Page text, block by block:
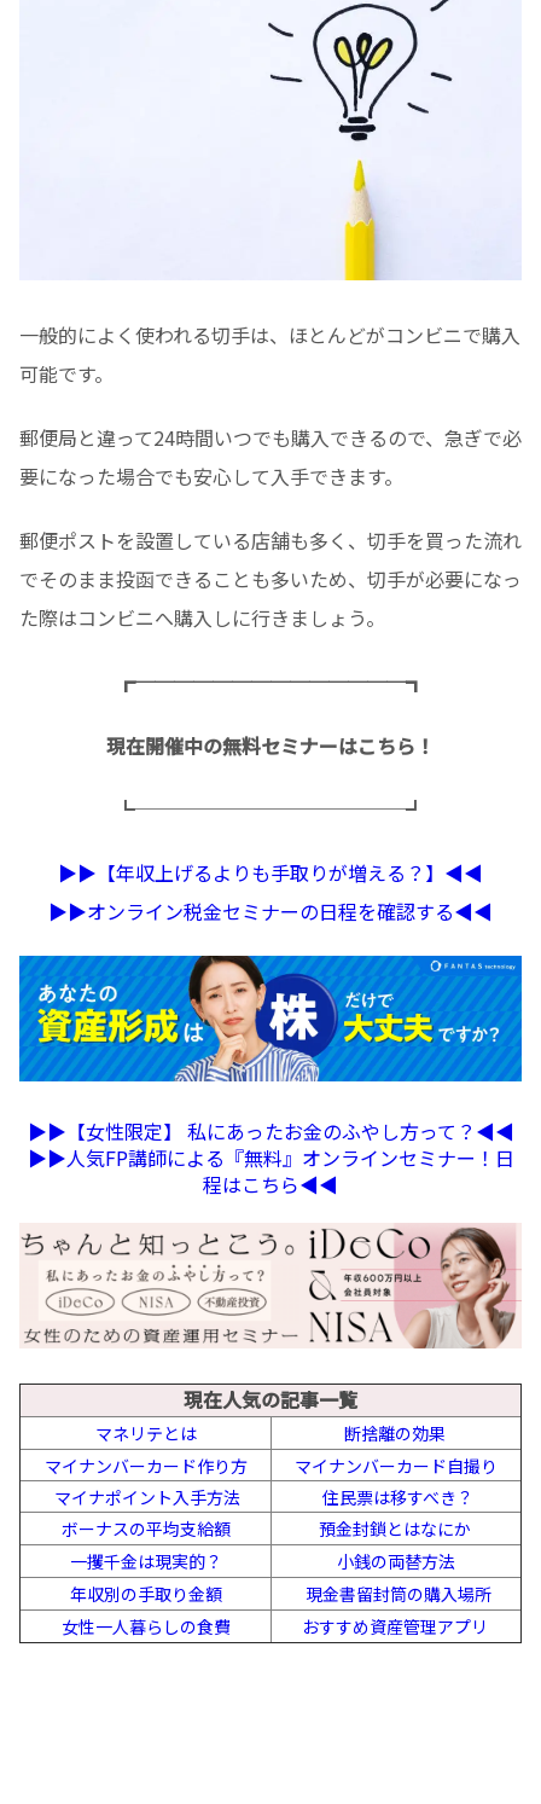
一般的によく使われる切手は、ほとんどがコンビニで購入
可能です。
郵便局と違って24時間いつでも購入できるので、急ぎで必
要になった場合でも安心して入手できます。
郵便ポストを設置している店舗も多く、切手を買った流れ
でそのまま投函できることも多いため、切手が必要になっ
た際はコンビニへ購入しに行きましょう。
┏──────────────┓
現在開催中の無料セミナーはこちら！
┗──────────────┛
▶︎▶︎【年収上げるよりも手取りが増える？】◀︎◀︎
▶︎▶︎オンライン税金セミナーの日程を確認する◀︎◀︎
▶︎▶︎【女性限定】 私にあったお金のふやし方って？◀︎◀︎
▶︎▶︎人気FP講師による『無料』オンラインセミナー！日
程はこちら◀︎◀︎
現在人気の記事一覧
マネリテとは
断捨離の効果
マイナンバーカード作り方
マイナンバーカード自撮り
マイナポイント入手方法
住民票は移すべき？
ボーナスの平均支給額
預金封鎖とはなにか
一攫千金は現実的？
小銭の両替方法
年収別の手取り金額
現金書留封筒の購入場所
女性一人暮らしの食費
おすすめ資産管理アプリ